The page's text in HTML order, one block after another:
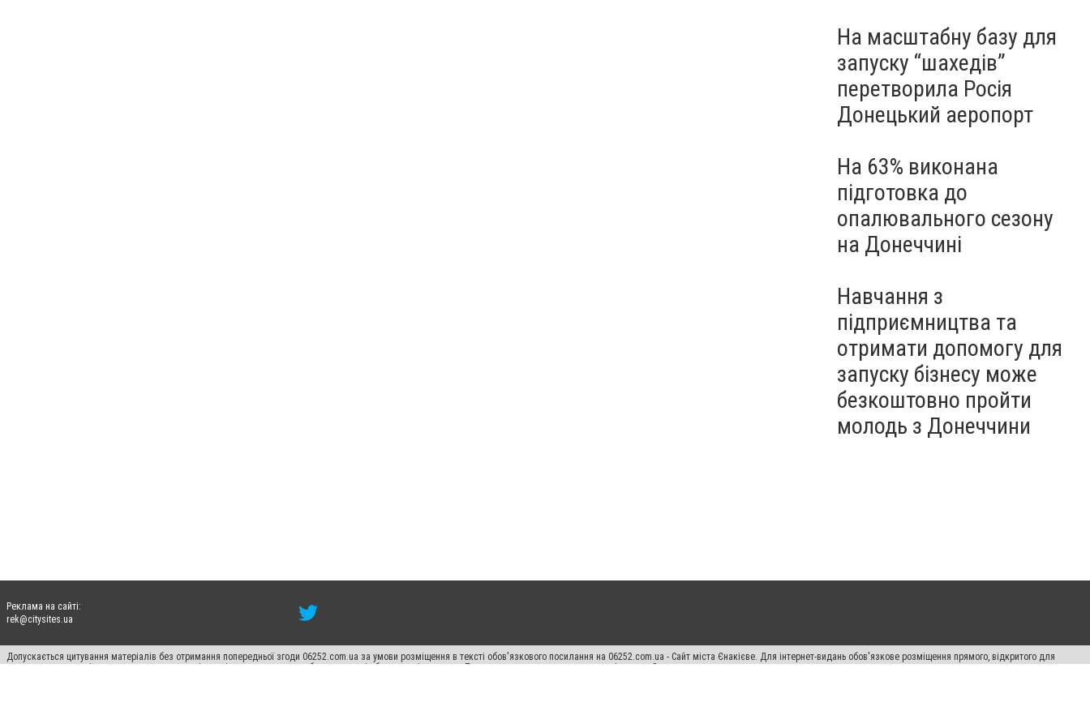
На масштабну базу для
запуску “шахедів”
перетворила Росія
Донецький аеропорт
На 63% виконана
підготовка до
опалювального сезону
на Донеччині
Навчання з
підприємництва та
отримати допомогу для
запуску бізнесу може
безкоштовно пройти
молодь з Донеччини
Реклама на сайті:
rek@citysites.ua
Допускається цитування матеріалів без отримання попередньої згоди 06252.com.ua за умови розміщення в тексті обов'язкового посилання на 06252.com.ua - Сайт міста Єнакієве. Для інтернет-видань обов'язкове розміщення прямого, відкритого для
пошукових систем гіперпосилання на цитовані статті не нижче другого абзацу в тексті або в якості джерела. Порушення виняткових прав переслідується Законом.